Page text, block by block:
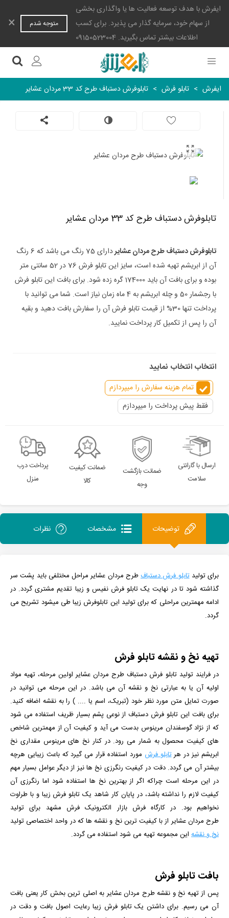
ایفرش با هدف توسعه فعالیت ها یا واگذاری بخشی
از سهام خود، سرمایه گذار می پذیرد. برای کسب
اطلاعات بیشتر تماس بگیرید. 09150523004
متوجه شدم ×
ایفرش > تابلو فرش > تابلوفرش دستباف طرح کد 33 مردان عشایر
تابلوفرش دستباف طرح کد 33 مردان عشایر
تابلوفرش دستباف طرح مردان عشایر
دارای 75 رنگ می باشد که 6 رنگ
آن از ابریشم تهیه شده است، سایز این تابلو فرش 76 در 52 سانتی متر
بوده و برای بافت آن باید 174000 گره زده شود. برای بافت این تابلو فرش
با رجشمار 50 و چله ابریشم به 4 ماه زمان نیاز است. شما می توانید با
پرداخت تنها 30% از قیمت تابلو فرش آن را سفارش بافت دهید و بقیه
آن را پس از تکمیل کار پرداخت نمایید.
انتخاب انتخاب نمایید
تمام هزینه سفارش را میپردازم
فقط پیش پرداخت را میپردازم
ارسال با گارانتی
سلامت
ضمانت بازگشت
وجه
ضمانت کیفیت
کالا
پرداخت درب
منزل
توضیحات مشخصات نظرات
برای تولیدتابلو فرش دستبافطرح مردان عشایر مراحل مختلفی باید پشت سر
گذاشته شود تا در نهایت یک تابلو فرش نفیس و زیبا تقدیم مشتری گردد. در
ادامه مهمترین مراحلی که برای تولید این تابلوفرش زیبا طی میشود تشریح می
گردد.
تهیه نخ و نقشه تابلو فرش
در فرایند تولید تابلو فرش دستباف طرح مردان عشایر اولین مرحله، تهیه مواد
اولیه آن یا به عبارتی نخ و نقشه آن می باشد. در این مرحله می توانید در
صورت تمایل متن مورد نظر خود (تبریک، اسم یا .... ) را به نقشه اضافه کنید.
برای بافت این تابلو فرش دستباف از نوعی پشم بسیار ظریف استفاده می شود
که از نژاد گوسفندان مرینوس بدست می آید و کیفیت آن از مهمترین شاخص
های کیفیت محصول به شمار می رود. در کنار نخ های مرینوس مقداری نخ
ابریشم نیز در هرتابلو فرش مورد استفاده قرار می گیرد که باعث زیبایی هرچه
بیشتر آن می گردد. دقت در کیفیت رنگرزی نخ ها نیز از دیگر عوامل بسیار مهم
در این مرحله است چراکه اگر از بهترین نخ ها استفاده شود اما رنگرزی آن
کیفیت لازم را نداشته باشد، در پایان کار شاهد یک تابلو فرش زیبا و با طراوت
نخواهیم بود. در کارگاه فرش بازار الکترونیک فرش مشهد برای تولید
طرح مردان عشایر از با کیفیت ترین نخ و نقشه ها که در واحد اختصاصی تولید
نخ و نقشه این مجموعه تهیه می شود استفاده می گردد.
بافت تابلو فرش
پس از تهیه نخ و نقشه طرح مردان عشایر به اصلی ترین بخش کار یعنی بافت
آن می رسیم. برای داشتن یک تابلو فرش زیبا رعایت اصول بافت و دقت در